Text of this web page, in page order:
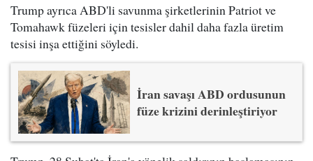
Trump ayrıca ABD'li savunma şirketlerinin Patriot ve
Tomahawk füzeleri için tesisler dahil daha fazla üretim
tesisi inşa ettiğini söyledi.
İran savaşı ABD ordusunun
füze krizini derinleştiriyor